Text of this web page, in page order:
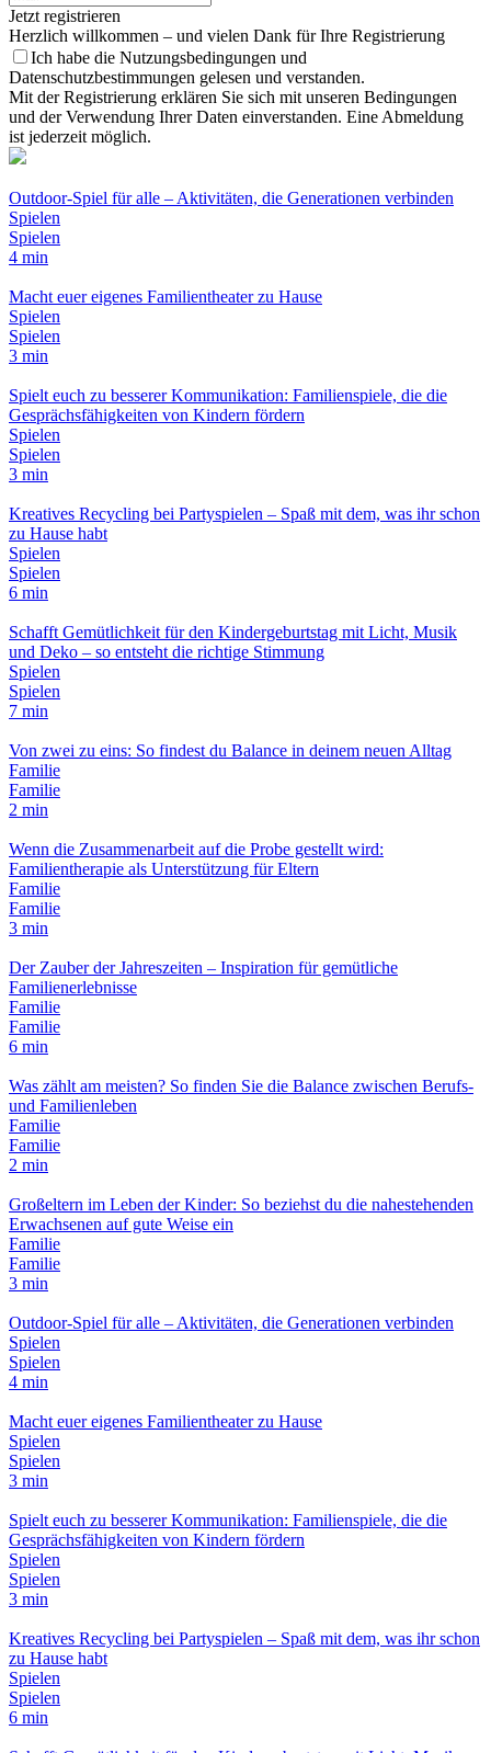
Jetzt registrieren
Herzlich willkommen – und vielen Dank für Ihre Registrierung
Ich habe die Nutzungsbedingungen und
Datenschutzbestimmungen gelesen und verstanden.
Mit der Registrierung erklären Sie sich mit unseren Bedingungen
und der Verwendung Ihrer Daten einverstanden. Eine Abmeldung
ist jederzeit möglich.
Outdoor-Spiel für alle – Aktivitäten, die Generationen verbinden
Spielen
Spielen
4 min
Macht euer eigenes Familientheater zu Hause
Spielen
Spielen
3 min
Spielt euch zu besserer Kommunikation: Familienspiele, die die
Gesprächsfähigkeiten von Kindern fördern
Spielen
Spielen
3 min
Kreatives Recycling bei Partyspielen – Spaß mit dem, was ihr schon
zu Hause habt
Spielen
Spielen
6 min
Schafft Gemütlichkeit für den Kindergeburtstag mit Licht, Musik
und Deko – so entsteht die richtige Stimmung
Spielen
Spielen
7 min
Von zwei zu eins: So findest du Balance in deinem neuen Alltag
Familie
Familie
2 min
Wenn die Zusammenarbeit auf die Probe gestellt wird:
Familientherapie als Unterstützung für Eltern
Familie
Familie
3 min
Der Zauber der Jahreszeiten – Inspiration für gemütliche
Familienerlebnisse
Familie
Familie
6 min
Was zählt am meisten? So finden Sie die Balance zwischen Berufs-
und Familienleben
Familie
Familie
2 min
Großeltern im Leben der Kinder: So beziehst du die nahestehenden
Erwachsenen auf gute Weise ein
Familie
Familie
3 min
Outdoor-Spiel für alle – Aktivitäten, die Generationen verbinden
Spielen
Spielen
4 min
Macht euer eigenes Familientheater zu Hause
Spielen
Spielen
3 min
Spielt euch zu besserer Kommunikation: Familienspiele, die die
Gesprächsfähigkeiten von Kindern fördern
Spielen
Spielen
3 min
Kreatives Recycling bei Partyspielen – Spaß mit dem, was ihr schon
zu Hause habt
Spielen
Spielen
6 min